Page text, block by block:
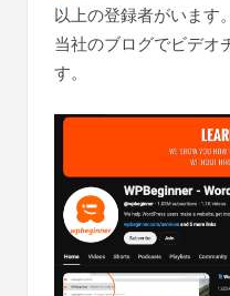
以上の登録者がいます
当社のブログでビデオ
す。